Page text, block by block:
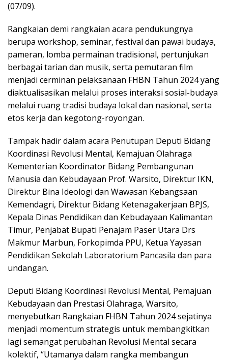
(07/09).
Rangkaian demi rangkaian acara pendukungnya
berupa workshop, seminar, festival dan pawai budaya,
pameran, lomba permainan tradisional, pertunjukan
berbagai tarian dan musik, serta pemutaran film
menjadi cerminan pelaksanaan FHBN Tahun 2024 yang
diaktualisasikan melalui proses interaksi sosial-budaya
melalui ruang tradisi budaya lokal dan nasional, serta
etos kerja dan kegotong-royongan.
Tampak hadir dalam acara Penutupan Deputi Bidang
Koordinasi Revolusi Mental, Kemajuan Olahraga
Kementerian Koordinator Bidang Pembangunan
Manusia dan Kebudayaan Prof. Warsito, Direktur IKN,
Direktur Bina Ideologi dan Wawasan Kebangsaan
Kemendagri, Direktur Bidang Ketenagakerjaan BPJS,
Kepala Dinas Pendidikan dan Kebudayaan Kalimantan
Timur, Penjabat Bupati Penajam Paser Utara Drs
Makmur Marbun, Forkopimda PPU, Ketua Yayasan
Pendidikan Sekolah Laboratorium Pancasila dan para
undangan.
Deputi Bidang Koordinasi Revolusi Mental, Pemajuan
Kebudayaan dan Prestasi Olahraga, Warsito,
menyebutkan Rangkaian FHBN Tahun 2024 sejatinya
menjadi momentum strategis untuk membangkitkan
lagi semangat perubahan Revolusi Mental secara
kolektif, “Utamanya dalam rangka membangun